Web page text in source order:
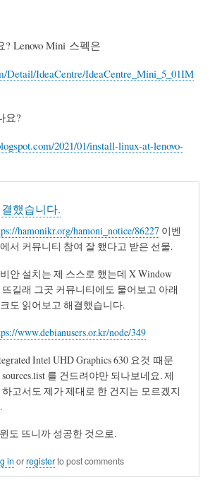
Lenovo Mini 스펙은
Detail/IdeaCentre/IdeaCentre_Mini_5_01IM
요?
2021/01/install-linux-at-lenovo-
했습니다.
hamonikr.org/hamoni_notice/86227 이벤
서 커뮤니티 참여 잘 했다고 받은 선물.
안 설치는 제 스스로 했는데 X Window
뜨길래 그곳 커뮤니티에도 물어보고 아래
도 읽어보고 해결했습니다.
www.debianusers.or.kr/node/349
Intel UHD Graphics 630 요것 때문
를 건드려야만 되나보네요. 제
하고서도 제가 제대로 한 건지는 모르겠지
도 뜨니까 성공한 것으로.
in orregisterto post comments